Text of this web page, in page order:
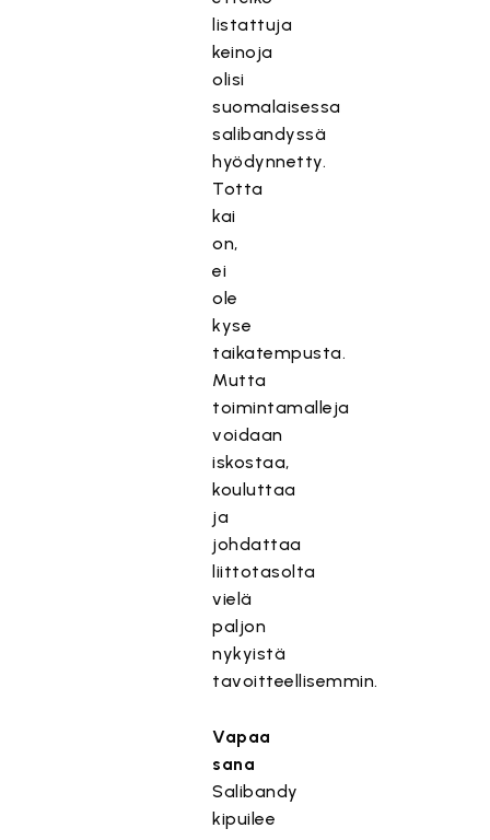
listattuja
keinoja
olisi
suomalaisessa
salibandyssä
hyödynnetty.
Totta
kai
on,
ei
ole
kyse
taikatempusta.
Mutta
toimintamalleja
voidaan
iskostaa,
kouluttaa
ja
johdattaa
liittotasolta
vielä
paljon
nykyistä
tavoitteellisemmin.
Vapaa
sana
Salibandy
kipuilee